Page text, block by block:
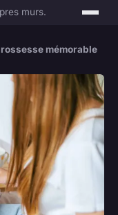
murs.
mémorable